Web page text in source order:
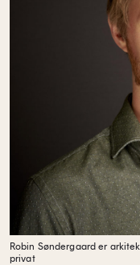
Robin Søndergaard er
privat